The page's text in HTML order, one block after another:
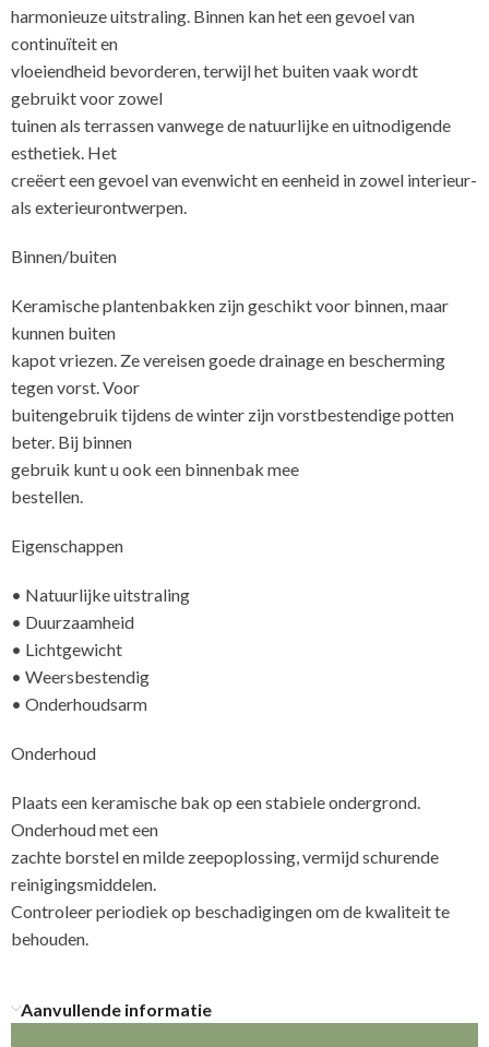
harmonieuze uitstraling. Binnen kan het een gevoel van
continuïteit en
vloeiendheid bevorderen, terwijl het buiten vaak wordt
gebruikt voor zowel
tuinen als terrassen vanwege de natuurlijke en uitnodigende
esthetiek. Het
creëert een gevoel van evenwicht en eenheid in zowel interieur-
als exterieurontwerpen.
Binnen/buiten
Keramische plantenbakken zijn geschikt voor binnen, maar
kunnen buiten
kapot vriezen. Ze vereisen goede drainage en bescherming
tegen vorst. Voor
buitengebruik tijdens de winter zijn vorstbestendige potten
beter. Bij binnen
gebruik kunt u ook een binnenbak mee
Eigenschappen
• Natuurlijke uitstraling
• Duurzaamheid
• Lichtgewicht
• Weersbestendig
• Onderhoudsarm
Onderhoud
Plaats een keramische bak op een stabiele ondergrond.
Onderhoud met een
zachte borstel en milde zeepoplossing, vermijd schurende
reinigingsmiddelen.
Controleer periodiek op beschadigingen om de kwaliteit te
Aanvullende informatie